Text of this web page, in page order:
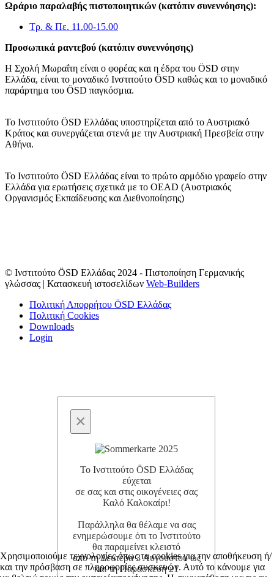
Ωράριο παραλαβής πιστοποιητικών (κατόπιν συνεννόησης):
Τρ. & Πε. 11.00-15.00
Προσωπικά ραντεβού (κατόπιν συνεννόησης)
Η Σχολή Μωραΐτη είναι ο φορέας και η έδρα του ÖSD στην
Ελλάδα, είναι το μοναδικό Ινστιτούτο ÖSD καθώς και το μοναδικό
παράρτημα του ÖSD παγκόσμια.
Το Ινστιτούτο ÖSD Ελλάδας υποστηρίζεται από το Αυστριακό
Κράτος και συνεργάζεται στενά με την Αυστριακή Πρεσβεία στην
Αθήνα.
Το Ινστιτούτο ÖSD Ελλάδας είναι το πρώτο αρμόδιο γραφείο στην
Ελλάδα για ερωτήσεις σχετικά με το OΕAD (Αυστριακός
Οργανισμός Εκπαίδευσης και Διεθνοποίησης)
© Ινστιτούτο ÖSD Ελλάδας 2024 - Πιστοποίηση Γερμανικής
γλώσσας | Κατασκευή ιστοσελίδων Web-Builders
Πολιτική Απορρήτου ÖSD Ελλάδας
Πολιτική Cookies
Downloads
Login
×
Το Ινστιτούτο ÖSD Ελλάδας
εύχεται
σε σας και στις οικογένειες σας
Καλό Καλοκαίρι!
Παράλληλα θα θέλαμε να σας
ενημερώσουμε ότι το Ινστιτούτο
θα παραμείνει κλειστό
από τη Δευτέρα 3 Αυγούστου ως
και τη Παρασκευή 21
Χρησιμοποιούμε τεχνολογίες όπως τα cookies για την αποθήκευση ή/
και την πρόσβαση σε πληροφορίες συσκευών. Αυτό το κάνουμε για